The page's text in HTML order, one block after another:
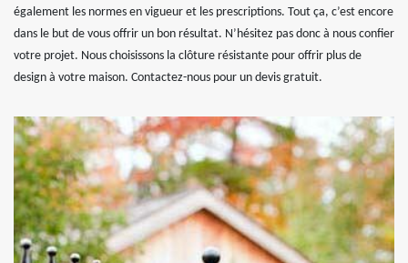
également les normes en vigueur et les prescriptions. Tout ça, c’est encore
dans le but de vous offrir un bon résultat. N’hésitez pas donc à nous confier
votre projet. Nous choisissons la clôture résistante pour offrir plus de
design à votre maison. Contactez-nous pour un devis gratuit.